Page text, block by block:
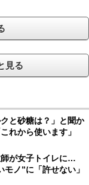
見る
と砂糖は？」と聞か
れから使います」
師が女子トイレに…
ノ”に「許せない」